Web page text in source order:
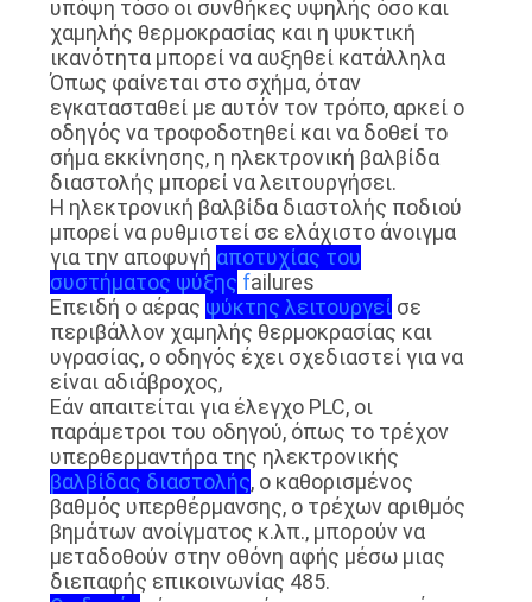
υπόψη τόσο οι συνθήκες υψηλής όσο και
χαμηλής θερμοκρασίας και η ψυκτική
ικανότητα μπορεί να αυξηθεί κατάλληλα
Όπως φαίνεται στο σχήμα, όταν
εγκατασταθεί με αυτόν τον τρόπο, αρκεί ο
οδηγός να τροφοδοτηθεί και να δοθεί το
σήμα εκκίνησης, η ηλεκτρονική βαλβίδα
διαστολής μπορεί να λειτουργήσει.
Η ηλεκτρονική βαλβίδα διαστολής ποδιού
μπορεί να ρυθμιστεί σε ελάχιστο άνοιγμα
για την αποφυγή αποτυχίας του
συστήματος ψύξης failures
Επειδή ο αέρας ψύκτης λειτουργείσε
περιβάλλον χαμηλής θερμοκρασίας και
υγρασίας, ο οδηγός έχει σχεδιαστεί για να
είναι αδιάβροχος,
Εάν απαιτείται για έλεγχο PLC, οι
παράμετροι του οδηγού, όπως το τρέχον
υπερθερμαντήρα της ηλεκτρονικής
βαλβίδας διαστολής, ο καθορισμένος
βαθμός υπερθέρμανσης, ο τρέχων αριθμός
βημάτων ανοίγματος κ.λπ., μπορούν να
μεταδοθούν στην οθόνη αφής μέσω μιας
διεπαφής επικοινωνίας 485.